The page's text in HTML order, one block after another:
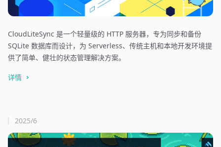
CloudLiteSync 是一个轻量级的 HTTP 服务器，专为同步和备份
SQLite 数据库而设计，为 Serverless、传统主机和本地开发环境提
供了简单、健壮的状态管理解决方案。
详情
2025/6